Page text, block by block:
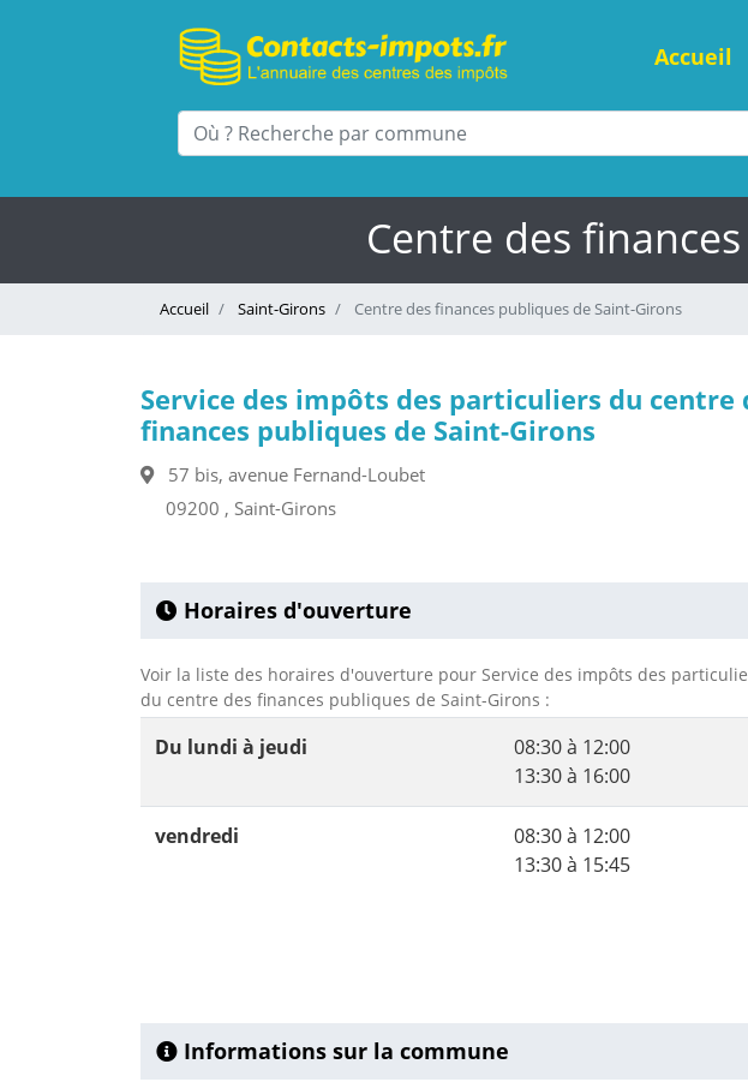
Accueil
Centre des
Accueil Saint-Girons Centre des finances publiques de Saint-Girons
Service des impôts des particuliers du centre
finances publiques de Saint-Girons
57 bis, avenue Fernand-Loubet
09200 , Saint-Girons
Horaires d'ouverture
Voir la liste des horaires d'ouverture pour Service des impôts des
du centre des finances publiques de Saint-Girons :
Du lundi à jeudi
08:30 à 12:00
13:30 à 16:00
vendredi
08:30 à 12:00
13:30 à 15:45
Informations sur la commune